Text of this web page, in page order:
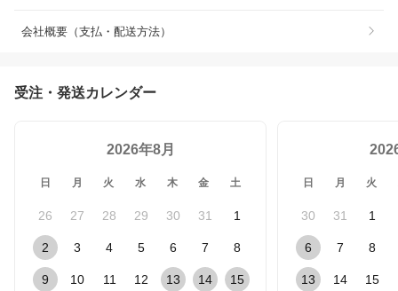
会社概要（支払・配送方法）
受注・発送カレンダー
2026年8月
日 月 火 水 木 金 土
26 27 28 29 30 31 1
2 3 4 5 6 7 8
9 10 11 12 13 14 15
日 月 火
30 31 1
6 7 8
13 14 15